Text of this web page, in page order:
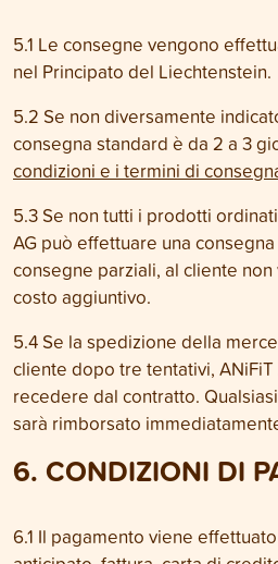
5.1 Le consegne vengono
nel Principato del Liechtenstein.
5.2 Se non diversamente
consegna standard è da 2 a 3
condizioni e i termini di
5.3 Se non tutti i prodotti
AG può effettuare una
consegne parziali, al cliente
costo aggiuntivo.
5.4 Se la spedizione della
cliente dopo tre tentativi, ANiFiT
recedere dal contratto.
sarà rimborsato
6. CONDIZIONI DI
6.1 Il pagamento viene